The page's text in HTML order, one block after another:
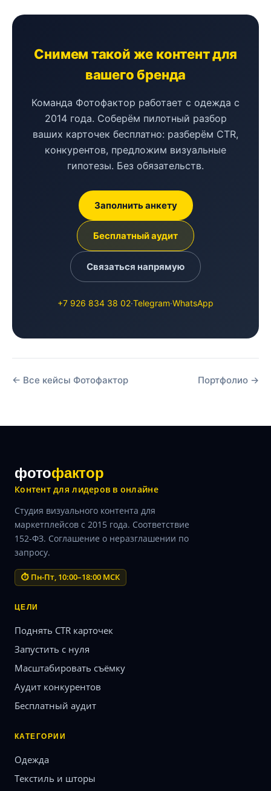
Снимем такой же контент для
вашего бренда
Команда Фотофактор работает с одежда с
2014 года. Соберём пилотный разбор
ваших карточек бесплатно: разберём CTR,
конкурентов, предложим визуальные
гипотезы. Без обязательств.
Заполнить анкету
Бесплатный аудит
Связаться напрямую
+7 926 834 38 02·Telegram·WhatsApp
← Все кейсы Фотофактор Портфолио →
фотофактор
Контент для лидеров в онлайне
Студия визуального контента для
маркетплейсов с 2015 года. Соответствие
152-ФЗ. Соглашение о неразглашении по
запросу.
⏱ Пн-Пт, 10:00–18:00 МСК
ЦЕЛИ
Поднять CTR карточек
Запустить с нуля
Масштабировать съёмку
Аудит конкурентов
Бесплатный аудит
КАТЕГОРИИ
Одежда
Текстиль и шторы